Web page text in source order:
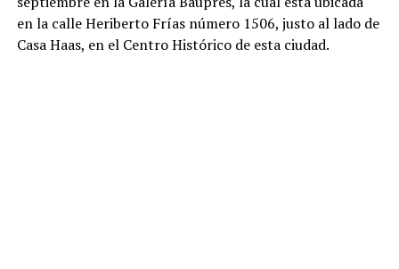
en la calle Heriberto Frías número 1506, justo al lado de
Casa Haas, en el Centro Histórico de esta ciudad.